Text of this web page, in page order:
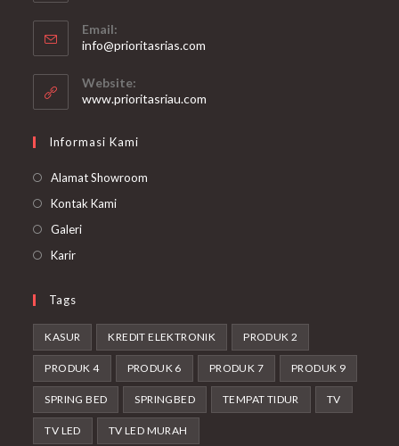
Email:
info@prioritasrias.com
Website:
www.prioritasriau.com
Informasi Kami
Alamat Showroom
Kontak Kami
Galeri
Karir
Tags
KASUR KREDIT ELEKTRONIK PRODUK 2
PRODUK 4 PRODUK 6 PRODUK 7 PRODUK 9
SPRING BED SPRINGBED TEMPAT TIDUR TV
TV LED TV LED MURAH